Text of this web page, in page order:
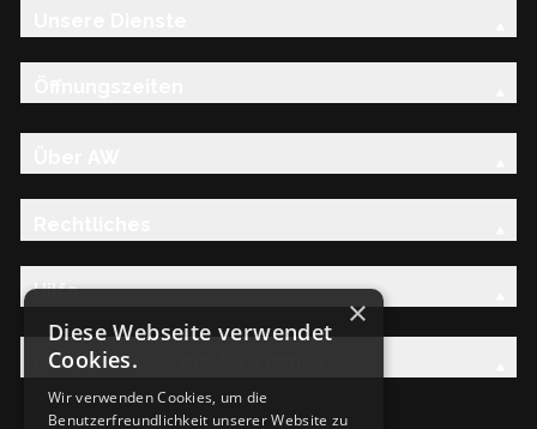
Hilfe
Entdecken Sie die AW-Familie
×
Diese Webseite verwendet
Cookies.
Wir verwenden Cookies, um die
Benutzerfreundlichkeit unserer Website zu